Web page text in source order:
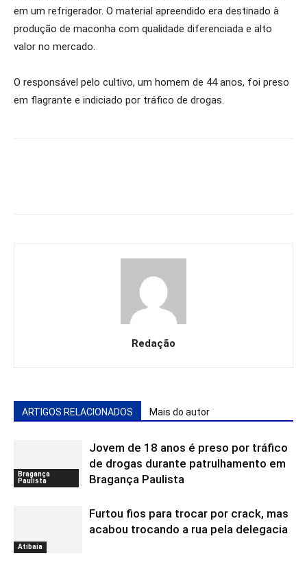
em um refrigerador. O material apreendido era destinado à
produção de maconha com qualidade diferenciada e alto
valor no mercado.
O responsável pelo cultivo, um homem de 44 anos, foi preso
em flagrante e indiciado por tráfico de drogas.
Redação
ARTIGOS RELACIONADOS Mais do autor
Bragança
Paulista
Jovem de 18 anos é preso por tráfico
de drogas durante patrulhamento em
Bragança Paulista
Atibaia
Furtou fios para trocar por crack, mas
acabou trocando a rua pela delegacia